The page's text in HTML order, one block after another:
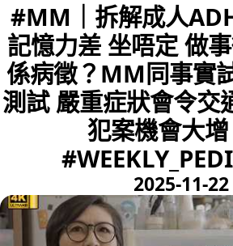
#MM｜拆解成人
記憶力差 坐唔定 做
係病徵？MM同事實
測試 嚴重症狀會令交
犯案機會大增
2025-11-22